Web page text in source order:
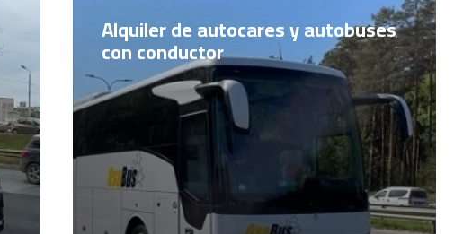
Alquiler de autocares y autobuses
con conductor